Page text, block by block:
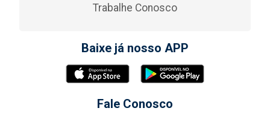
Trabalhe Conosco
Baixe já nosso APP
Fale Conosco